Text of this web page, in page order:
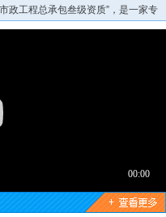
政工程总承包叁级资质”，是一家专
代化三A企业...